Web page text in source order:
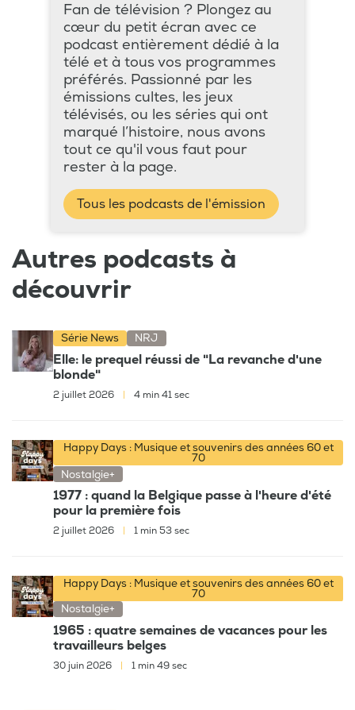
Fan de télévision ? Plongez au
cœur du petit écran avec ce
podcast entièrement dédié à la
télé et à tous vos programmes
préférés. Passionné par les
émissions cultes, les jeux
télévisés, ou les séries qui ont
marqué l’histoire, nous avons
tout ce qu'il vous faut pour
rester à la page.
Tous les podcasts de l'émission
Autres podcasts à
découvrir
Série News NRJ
Elle: le prequel réussi de "La revanche d'une
blonde"
2 juillet 2026 4 min 41 sec
Happy Days : Musique et souvenirs des années 60 et
70
Nostalgie+
1977 : quand la Belgique passe à l'heure d'été
pour la première fois
2 juillet 2026 | 1 min 53 sec
Happy Days : Musique et souvenirs des années 60 et
70
Nostalgie+
1965 : quatre semaines de vacances pour les
travailleurs belges
30 juin 2026 1 min 49 sec